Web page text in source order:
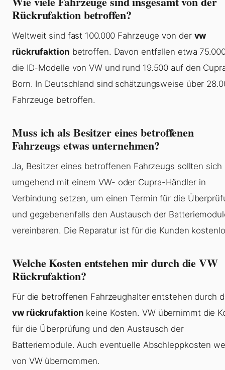
Rückrufaktion betroffen?
Weltweit sind fast 100.000 Fahrzeuge von der vw
rückrufaktion betroffen. Davon entfallen etwa
die ID-Modelle von VW und rund 19.500 auf den
Born. In Deutschland sind schätzungsweise über
Fahrzeuge betroffen.
Muss ich als Besitzer eines betroffenen
Fahrzeugs etwas unternehmen?
Ja, Besitzer eines betroffenen Fahrzeugs sollten sich
umgehend mit einem VW- oder Cupra-Händler in
Verbindung setzen, um einen Termin für die
und gegebenenfalls den Austausch der
vereinbaren. Die Reparatur ist für die Kunden
Welche Kosten entstehen mir durch die VW
Rückrufaktion?
Für die betroffenen Fahrzeughalter entstehen durch
vw rückrufaktion keine Kosten. VW übernimmt die
für die Überprüfung und den Austausch der
Batteriemodule. Auch eventuelle Abschleppkosten
von VW übernommen.